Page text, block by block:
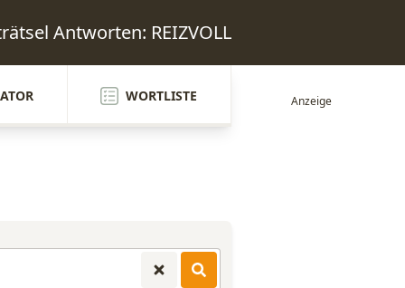
Antworten: REIZVOLL
WORTLISTE